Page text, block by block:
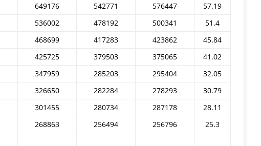
649176 542771 576447
57.19
536002 478192 500341
51.4
468699 417283 423862
45.84
425725 379503 375065
41.02
347959 285203 295404
32.05
326650 282284 278293
30.79
301455 280734 287178
28.11
268863 256494 256796
25.3